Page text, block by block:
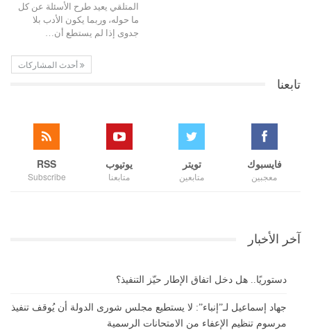
المتلقي يعيد طرح الأسئلة عن كل
ما حوله، وربما يكون الأدب بلا
جدوى إذا لم يستطع أن…
أحدث المشاركات
تابعنا
فايسبوك
معجبين
تويتر
متابعين
يوتيوب
متابعنا
RSS
Subscribe
آخر الأخبار
دستوريًا.. هل دخل اتفاق الإطار حيّز التنفيذ؟
جهاد إسماعيل لـ”إنباء”: لا يستطيع مجلس شورى الدولة أن يُوقف تنفيذ
مرسوم تنظيم الإعفاء من الامتحانات الرسمية